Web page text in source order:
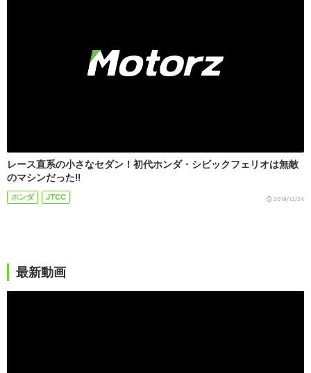
レース直系の小さなセダン！初代ホンダ・シビックフェリオは無敵
のマシンだった!!
ホンダ JTCC 2018/12/24
最新動画